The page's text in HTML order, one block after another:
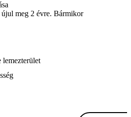
meg 2 évre. Bármikor